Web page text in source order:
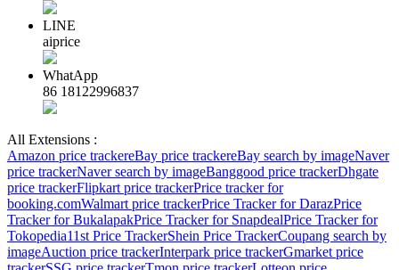
LINE
aiprice
WhatApp
86 18122996837
All Extensions :
Amazon price trackereBay price trackereBay search by imageNaver
price trackerNaver search by imageBanggood price trackerDhgate
price trackerFlipkart price trackerPrice tracker for
booking.comWalmart price trackerPrice Tracker for DarazPrice
Tracker for BukalapakPrice Tracker for SnapdealPrice Tracker for
Tokopedia11st Price TrackerShein Price TrackerCoupang search by
imageAuction price trackerInterpark price trackerGmarket price